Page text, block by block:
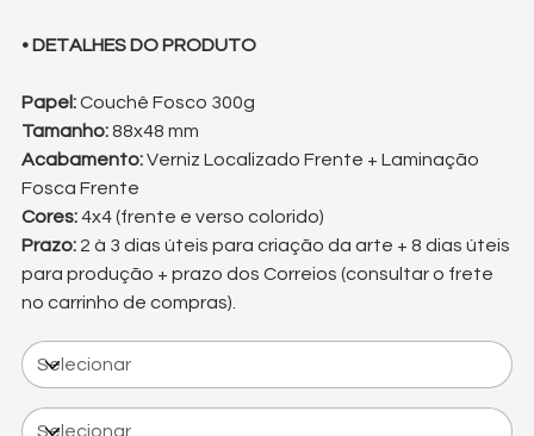
• DETALHES DO PRODUTO
Papel:Couchê Fosco 300g
Tamanho:88x48 mm
Acabamento:Verniz Localizado Frente + Laminação
Fosca Frente
Cores:4x4 (frente e verso colorido)
Prazo:2 à 3 dias úteis para criação da arte + 8 dias úteis
para produção + prazo dos Correios (consultar o frete
no carrinho de compras).